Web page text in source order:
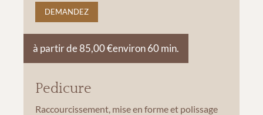
DEMANDEZ
Pedicure
à partir de 85,00 €environ 60 min.
Raccourcissement, mise en forme et polissage